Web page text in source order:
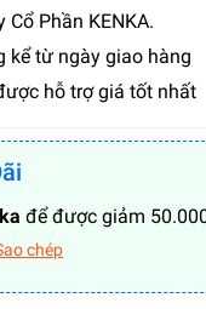
Cổ Phần KENKA.
kể từ ngày giao hàng
hỗ trợ giá tốt nhất
để được giảm
chép